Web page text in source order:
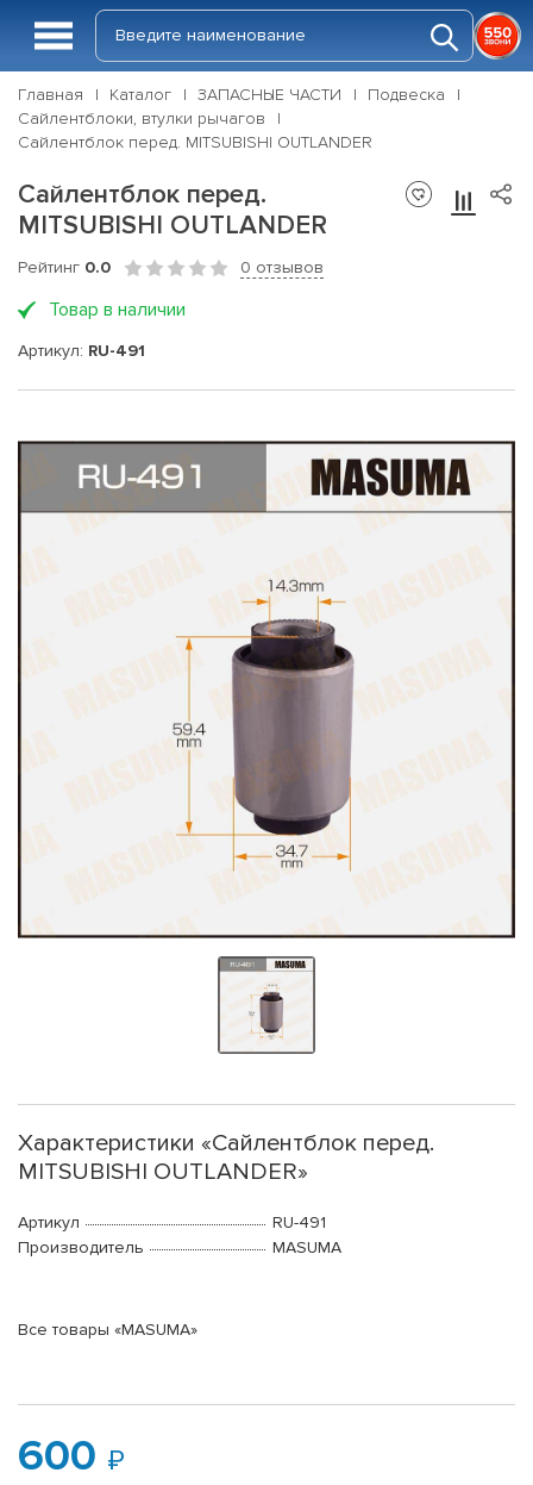
Главная Каталог ЗАПАСНЫЕ ЧАСТИ
Подвеска
Сайлентблоки, втулки рычагов
Сайлентблок перед. MITSUBISHI OUTLANDER
Сайлентблок перед.
MITSUBISHI OUTLANDER
Рейтинг 0.0 0 отзывов
Товар в наличии
Артикул: RU-491
Характеристики «Сайлентблок перед.
MITSUBISHI OUTLANDER»
Артикул
RU-491
Производитель
MASUMA
Все товары «MASUMA»
600